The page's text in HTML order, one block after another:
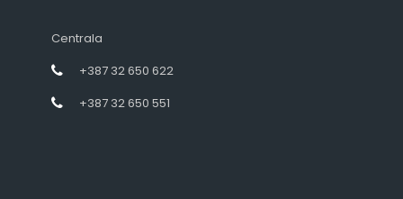
Centrala
+387 32 650 622
+387 32 650 551